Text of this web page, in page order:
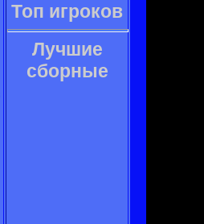
Топ игроков
Лучшие
сборные